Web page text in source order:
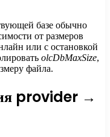
базе обычно
от размеров
или с остановкой
olcDbMaxSize,
файла.
provider →